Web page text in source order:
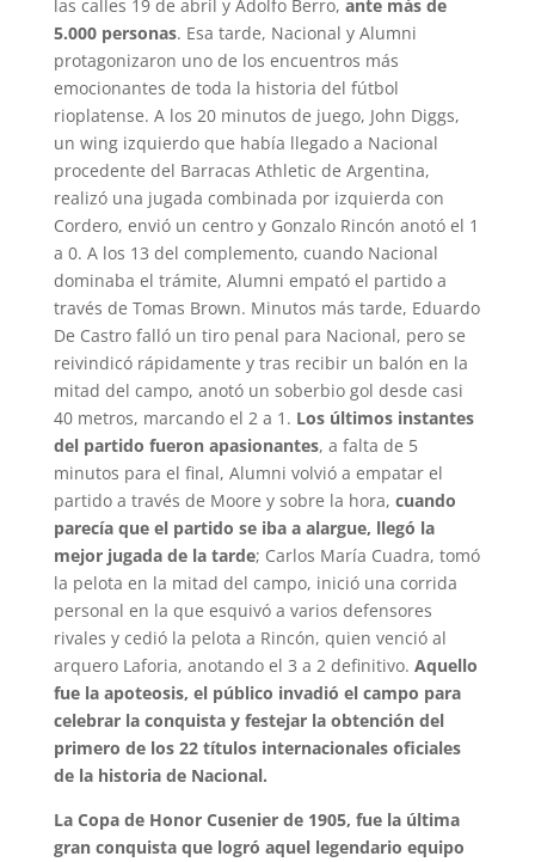
las calles 19 de abril y Adolfo Berro, ante más de
5.000 personas. Esa tarde, Nacional y Alumni
protagonizaron uno de los encuentros más
emocionantes de toda la historia del fútbol
rioplatense. A los 20 minutos de juego, John Diggs,
un wing izquierdo que había llegado a Nacional
procedente del Barracas Athletic de Argentina,
realizó una jugada combinada por izquierda con
Cordero, envió un centro y Gonzalo Rincón anotó el 1
a 0. A los 13 del complemento, cuando Nacional
dominaba el trámite, Alumni empató el partido a
través de Tomas Brown. Minutos más tarde, Eduardo
De Castro falló un tiro penal para Nacional, pero se
reivindicó rápidamente y tras recibir un balón en la
mitad del campo, anotó un soberbio gol desde casi
40 metros, marcando el 2 a 1. Los últimos instantes
del partido fueron apasionantes, a falta de 5
minutos para el final, Alumni volvió a empatar el
partido a través de Moore y sobre la hora, cuando
parecía que el partido se iba a alargue, llegó la
mejor jugada de la tarde; Carlos María Cuadra, tomó
la pelota en la mitad del campo, inició una corrida
personal en la que esquivó a varios defensores
rivales y cedió la pelota a Rincón, quien venció al
arquero Laforia, anotando el 3 a 2 definitivo. Aquello
fue la apoteosis, el público invadió el campo para
celebrar la conquista y festejar la obtención del
primero de los 22 títulos internacionales oficiales
de la historia de Nacional.
La Copa de Honor Cusenier de 1905, fue la última
gran conquista que logró aquel legendario equipo